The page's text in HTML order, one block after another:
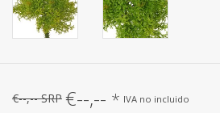
€--,-- SRP €--,-- * IVA no incluido